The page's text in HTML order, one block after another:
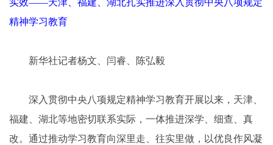
精神学习教育
新华社记者杨文、闫睿、陈弘毅
深入贯彻中央八项规定精神学习教育开展以来，天津、
福建、湖北等地密切联系实际，一体推进深学、细查、真
改。通过推动学习教育向深里走、往实里做，以优良作风凝